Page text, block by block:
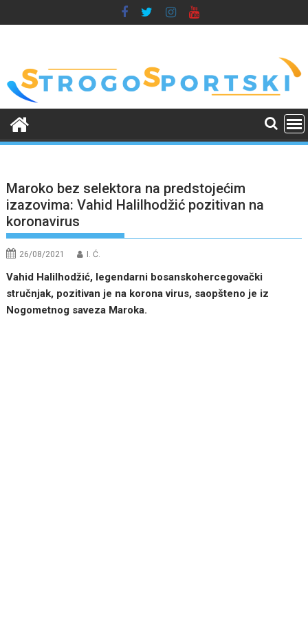
to
Maroko bez selektora na predstojećim
izazovima: Vahid Halilhodžić pozitivan na
koronavirus
26/08/2021 I. Ć.
Vahid Halilhodžić, legendarni bosanskohercegovački
stručnjak, pozitivan je na korona virus, saopšteno je iz
Nogometnog saveza Maroka.